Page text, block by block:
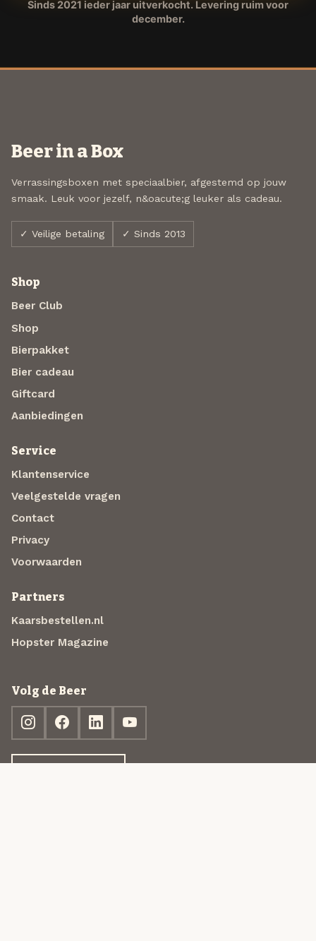
Sinds 2021 ieder jaar uitverkocht. Levering ruim voor
december.
Beer in a Box
Verrassingsboxen met speciaalbier, afgestemd op jouw
smaak. Leuk voor jezelf, n&oacute;g leuker als cadeau.
✓ Veilige betaling ✓ Sinds 2013
Shop
Beer Club
Shop
Bierpakket
Bier cadeau
Giftcard
Aanbiedingen
Service
Klantenservice
Veelgestelde vragen
Contact
Privacy
Voorwaarden
Partners
Kaarsbestellen.nl
Hopster Magazine
Volg de Beer